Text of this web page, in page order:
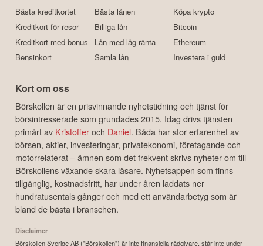
Bästa kreditkortet
Kreditkort för resor
Kreditkort med bonus
Bensinkort
Bästa lånen
Billiga lån
Lån med låg ränta
Samla lån
Köpa krypto
Bitcoin
Ethereum
Investera i guld
Kort om oss
Börskollen är en prisvinnande nyhetstidning och tjänst för
börsintresserade som grundades 2015. Idag drivs tjänsten
primärt av Kristofferoch Daniel. Båda har stor erfarenhet av
börsen, aktier, investeringar, privatekonomi, företagande och
motorrelaterat – ämnen som det frekvent skrivs nyheter om till
Börskollens växande skara läsare. Nyhetsappen som finns
tillgänglig, kostnadsfritt, har under åren laddats ner
hundratusentals gånger och med ett användarbetyg som är
bland de bästa i branschen.
Disclaimer
Börskollen Sverige AB ("Börskollen") är inte finansiella rådgivare, står inte under